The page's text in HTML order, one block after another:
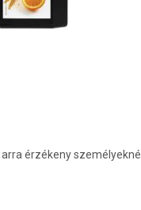
érzékeny személyeknél